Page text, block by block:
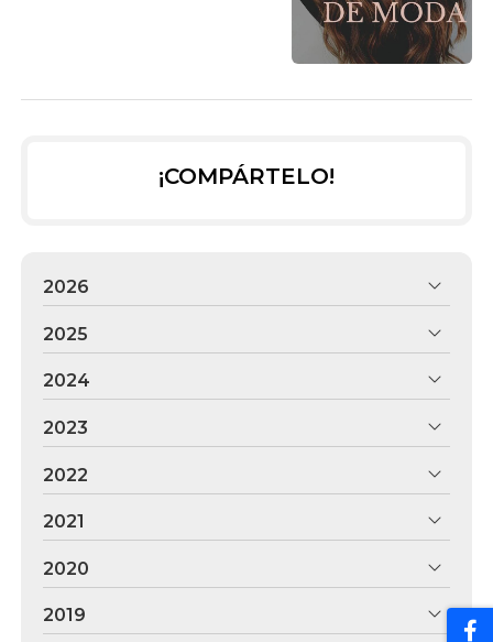
¡COMPÁRTELO!
2026
2025
2024
2023
2022
2021
2020
2019